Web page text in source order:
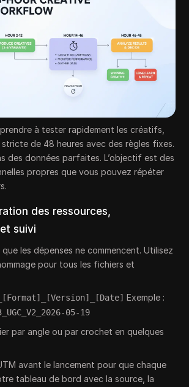
à tester rapidement les créatifs,
de 48 heures avec des règles fixes.
des données parfaites. L’objectif est des
propres que vous pouvez répéter
des ressources,
suivi
les dépenses ne commencent. Utilisez
pour tous les fichiers et
Exemple :
05-19
par angle ou par crochet en quelques
avant le lancement pour que chaque
tableau de bord avec la source, la